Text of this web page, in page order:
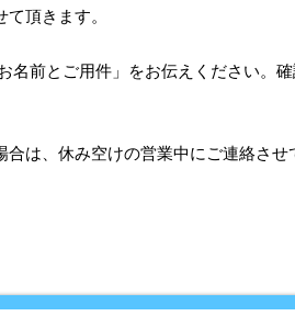
頂きます。
名前とご用件 」 をお伝えください。
は、休み空けの営業中にご連絡させ